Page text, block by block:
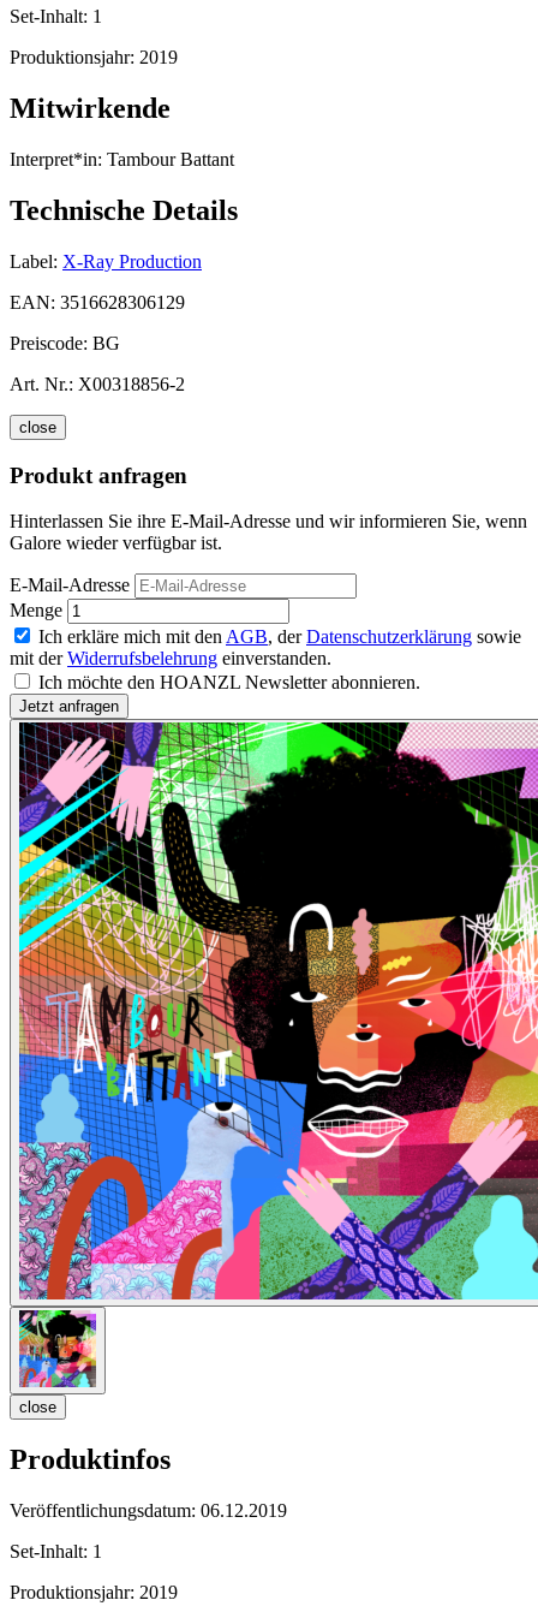
Set-Inhalt: 1
Produktionsjahr: 2019
Mitwirkende
Interpret*in: Tambour Battant
Technische Details
Label: X-Ray Production
EAN: 3516628306129
Preiscode: BG
Art. Nr.: X00318856-2
close
Produkt anfragen
Hinterlassen Sie ihre E-Mail-Adresse und wir informieren Sie, wenn
Galore wieder verfügbar ist.
E-Mail-Adresse
Menge
Ich erkläre mich mit den AGB, derDatenschutzerklärung sowie
mit derWiderrufsbelehrung einverstanden.
Ich möchte den HOANZL Newsletter abonnieren.
close
Produktinfos
Veröffentlichungsdatum: 06.12.2019
Set-Inhalt: 1
Produktionsjahr: 2019